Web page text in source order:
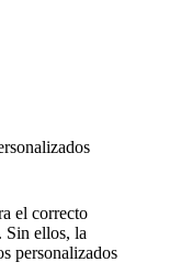
el correcto
Sin ellos, la
personalizados